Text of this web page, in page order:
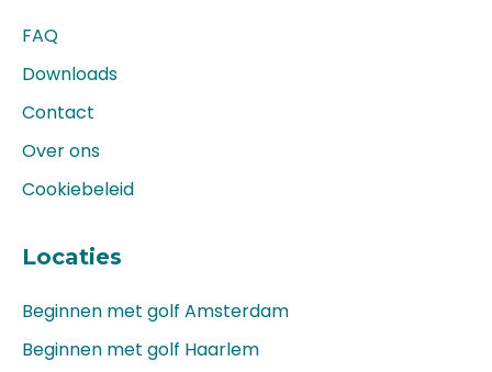
FAQ
Downloads
Contact
Over ons
Cookiebeleid
Locaties
Beginnen met golf Amsterdam
Beginnen met golf Haarlem